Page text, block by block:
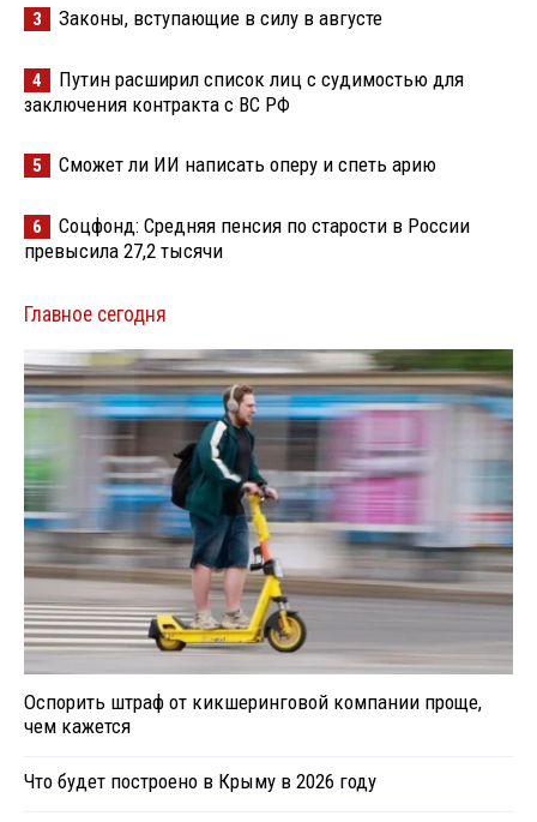
3 Законы, вступающие в силу в августе
4
Путин расширил список лиц с судимостью для
заключения контракта с ВС РФ
5 Сможет ли ИИ написать оперу и спеть арию
6
Соцфонд: Средняя пенсия по старости в России
превысила 27,2 тысячи
Главное сегодня
Оспорить штраф от кикшеринговой компании проще,
чем кажется
Что будет построено в Крыму в 2026 году